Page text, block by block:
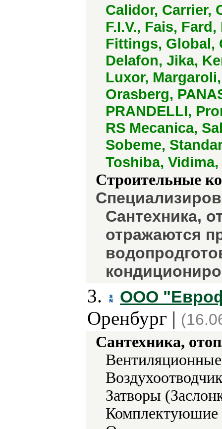
Calidor, Carrier,
F.I.V., Fais,
Fittings, Global,
Delafon, Jika,
Luxor,
Orasberg,
PRANDELLI,
RS Mecanica,
Sobeme,
Toshiba,
Строительные
Сантехника,
отражаются
3. ООО
Оренбург |
Сантехника,
Затворы
Комплектуюшие